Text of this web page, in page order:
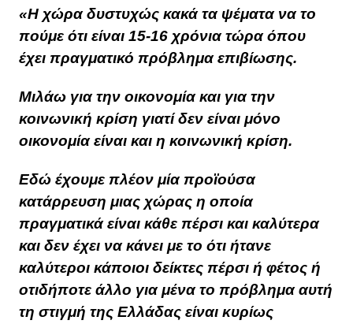
«Η χώρα δυστυχώς κακά τα ψέματα να το
πούμε ότι είναι 15-16 χρόνια τώρα όπου
έχει πραγματικό πρόβλημα επιβίωσης.
Μιλάω για την οικονομία και για την
κοινωνική κρίση γιατί δεν είναι μόνο
οικονομία είναι και η κοινωνική κρίση.
Εδώ έχουμε πλέον μία προϊούσα
κατάρρευση μιας χώρας η οποία
πραγματικά είναι κάθε πέρσι και καλύτερα
και δεν έχει να κάνει με το ότι ήτανε
καλύτεροι κάποιοι δείκτες πέρσι ή φέτος ή
οτιδήποτε άλλο για μένα το πρόβλημα αυτή
τη στιγμή της Ελλάδας είναι κυρίως